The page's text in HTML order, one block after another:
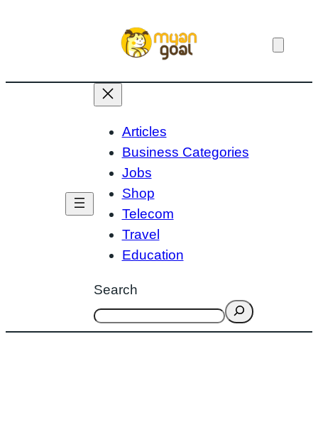
Articles
Business Categories
Jobs
Shop
Telecom
Travel
Education
Search